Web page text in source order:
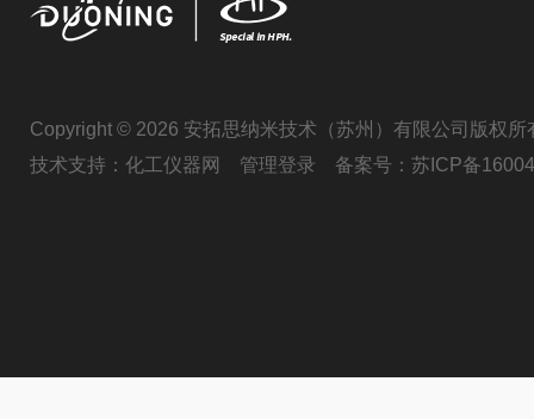
Copyright © 2026 安拓思纳米技术（苏州）有限公司版权所
技术支持： 化工仪器网 管理登录 备案号： 苏ICP备